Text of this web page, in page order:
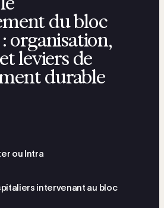
devis
du bloc
organisation,
leviers de
durable
ou Intra
intervenant au bloc